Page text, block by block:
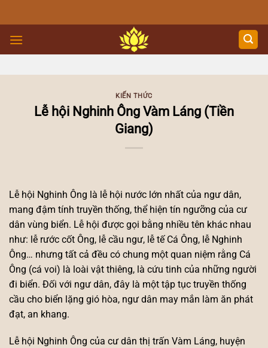
to
content
KIẾN THỨC
Lễ hội Nghinh Ông Vàm Láng (Tiền
Giang)
Lễ hội Nghinh Ông là lễ hội nước lớn nhất của ngư dân,
mang đậm tính truyền thống, thể hiện tín ngưỡng của cư
dân vùng biển. Lễ hội được gọi bằng nhiều tên khác nhau
như: lễ rước cốt Ông, lễ cầu ngư, lễ tế Cá Ông, lễ Nghinh
Ông… nhưng tất cả đều có chung một quan niệm rằng Cá
Ông (cá voi) là loài vật thiêng, là cứu tinh của những người
đi biển. Đối với ngư dân, đây là một tập tục truyền thống
cầu cho biển lặng gió hòa, ngư dân may mắn làm ăn phát
đạt, an khang.
Lễ hội Nghinh Ông của cư dân thị trấn Vàm Láng, huyện